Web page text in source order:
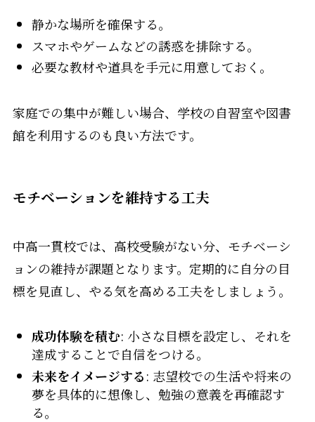
静かな場所を確保する。
スマホやゲームなどの誘惑を排除する。
必要な教材や道具を手元に用意しておく。
家庭での集中が難しい場合、学校の自習室や図書
館を利用するのも良い方法です。
モチベーションを維持する工夫
中高一貫校では、高校受験がない分、モチベーシ
ョンの維持が課題となります。定期的に自分の目
標を見直し、やる気を高める工夫をしましょう。
成功体験を積む: 小さな目標を設定し、それを
達成することで自信をつける。
未来をイメージする: 志望校での生活や将来の
夢を具体的に想像し、勉強の意義を再確認す
る。